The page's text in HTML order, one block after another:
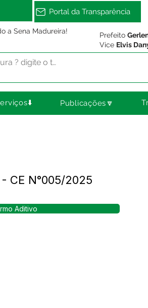
Portal da Transparência
a Sena Madureira! Prefeito
Vice Elvis
Publicações🔽
CE N°005/2025
Aditivo